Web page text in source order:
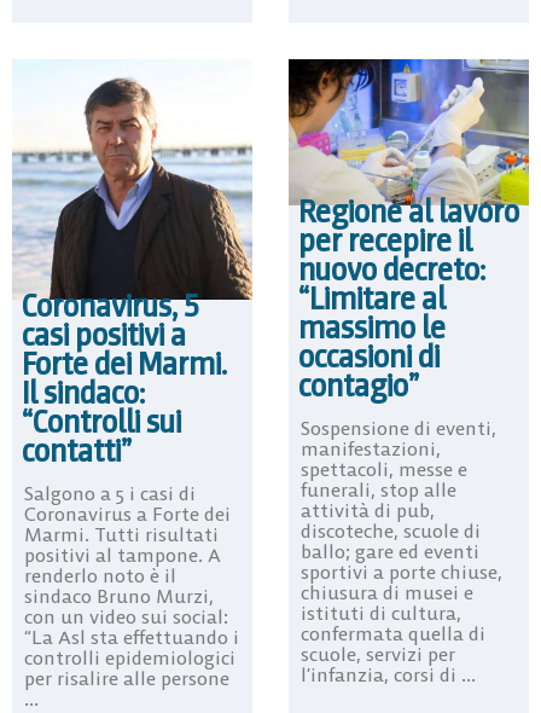
Coronavirus, 5
casi positivi a
Forte dei Marmi.
Il sindaco:
“Controlli sui
contatti”
Salgono a 5 i casi di
Coronavirus a Forte dei
Marmi. Tutti risultati
positivi al tampone. A
renderlo noto è il
sindaco Bruno Murzi,
con un video sui social:
“La Asl sta effettuando i
controlli epidemiologici
per risalire alle persone
...
Regione al lavoro
per recepire il
nuovo decreto:
“Limitare al
massimo le
occasioni di
contagio”
Sospensione di eventi,
manifestazioni,
spettacoli, messe e
funerali, stop alle
attività di pub,
discoteche, scuole di
ballo; gare ed eventi
sportivi a porte chiuse,
chiusura di musei e
istituti di cultura,
confermata quella di
scuole, servizi per
l’infanzia, corsi di ...